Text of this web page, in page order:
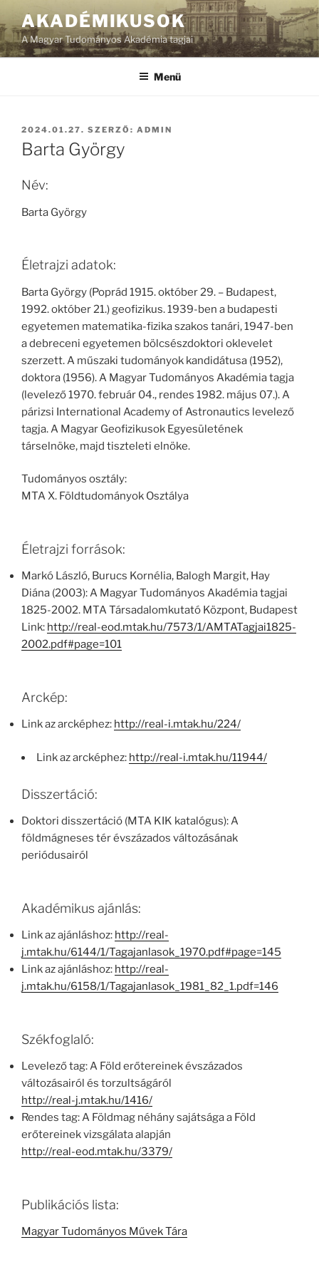
AKADÉMIKUSOK
A Magyar Tudományos Akadémia tagjai
Menü
BEKÜLDVE:
2024.01.27. SZERZŐ: ADMIN
Barta György
Név:
Barta György
Életrajzi adatok:
Barta György (Poprád 1915. október 29. – Budapest,
1992. október 21.) geofizikus. 1939-ben a budapesti
egyetemen matematika-fizika szakos tanári, 1947-ben
a debreceni egyetemen bölcsészdoktori oklevelet
szerzett. A műszaki tudományok kandidátusa (1952),
doktora (1956). A Magyar Tudományos Akadémia tagja
(levelező 1970. február 04., rendes 1982. május 07.). A
párizsi International Academy of Astronautics levelező
tagja. A Magyar Geofizikusok Egyesületének
társelnöke, majd tiszteleti elnöke.
Tudományos osztály:
MTA X. Földtudományok Osztálya
Életrajzi források:
Markó László, Burucs Kornélia, Balogh Margit, Hay
Diána (2003): A Magyar Tudományos Akadémia tagjai
1825-2002. MTA Társadalomkutató Központ, Budapest
Link: http://real-eod.mtak.hu/7573/1/AMTATagjai1825-
2002.pdf#page=101
Arckép:
Link az arcképhez: http://real-i.mtak.hu/224/
Link az arcképhez: http://real-i.mtak.hu/11944/
Disszertáció:
Doktori disszertáció (MTA KIK katalógus): A
földmágneses tér évszázados változásának
periódusairól
Akadémikus ajánlás:
Link az ajánláshoz: http://real-
j.mtak.hu/6144/1/Tagajanlasok_1970.pdf#page=145
Link az ajánláshoz: http://real-
j.mtak.hu/6158/1/Tagajanlasok_1981_82_1.pdf=146
Székfoglaló:
Levelező tag: A Föld erőtereinek évszázados
változásairól és torzultságáról
http://real-j.mtak.hu/1416/
Rendes tag: A Földmag néhány sajátsága a Föld
erőtereinek vizsgálata alapján
http://real-eod.mtak.hu/3379/
Publikációs lista:
Magyar Tudományos Művek Tára